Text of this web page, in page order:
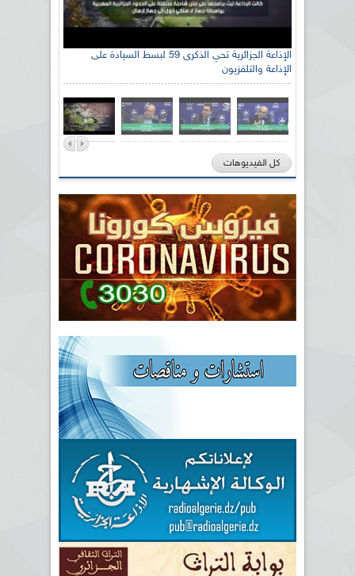
الإذاعة الجزائرية تحي الذكرى 59 لبسط السيادة على
الإذاعة والتلفزيون
كل الفيديوهات